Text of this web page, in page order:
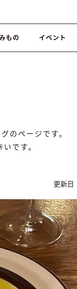
もの イベント
のページです。
です。
更新日